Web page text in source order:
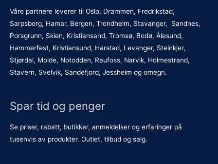
Våre partnere leverer til Oslo, Drammen, Fredrikstad,
Sarpsborg, Hamar, Bergen, Trondheim, Stavanger, Sandnes,
Porsgrunn, Skien, Kristiansand, Tromsø, Bodø, Ålesund,
Hammerfest, Kristiansund, Harstad, Levanger, Steinkjer,
Stjørdal, Molde, Notodden, Raufoss, Narvik, Holmestrand,
Stavern, Svelvik, Sandefjord, Jessheim og omegn.
Spar tid og penger
Se priser, rabatt, butikker, anmeldelser og erfaringer på
tusenvis av produkter. Outlet, tilbud og salg.